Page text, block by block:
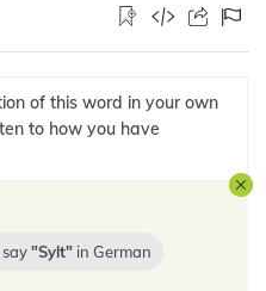
of this word in your own
to how you have
Sylt in German